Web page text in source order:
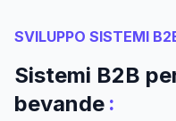
SVILUPPO SISTEMI
Sistemi B2B
bevande :